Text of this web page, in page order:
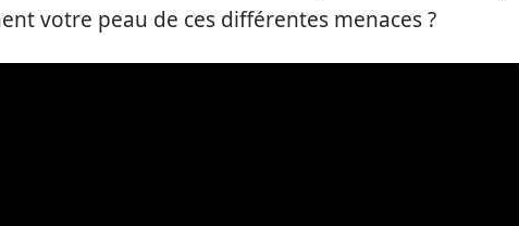
votre peau de ces différentes menaces ?